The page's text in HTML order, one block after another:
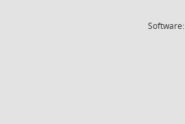
Software: